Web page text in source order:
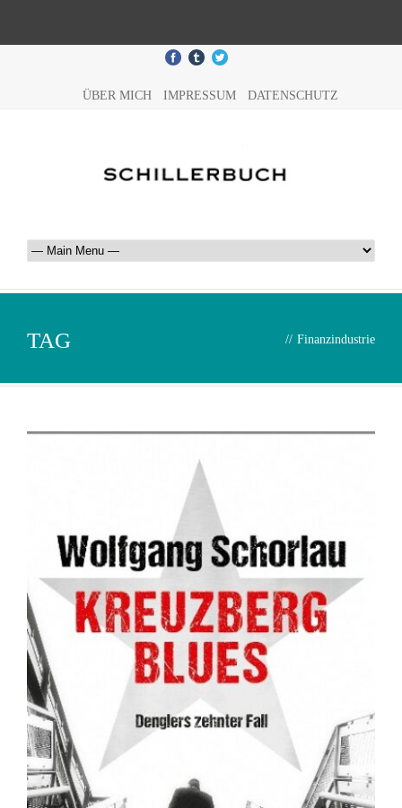
ÜBER MICH IMPRESSUM DATENSCHUTZ
TAG // Finanzindustrie